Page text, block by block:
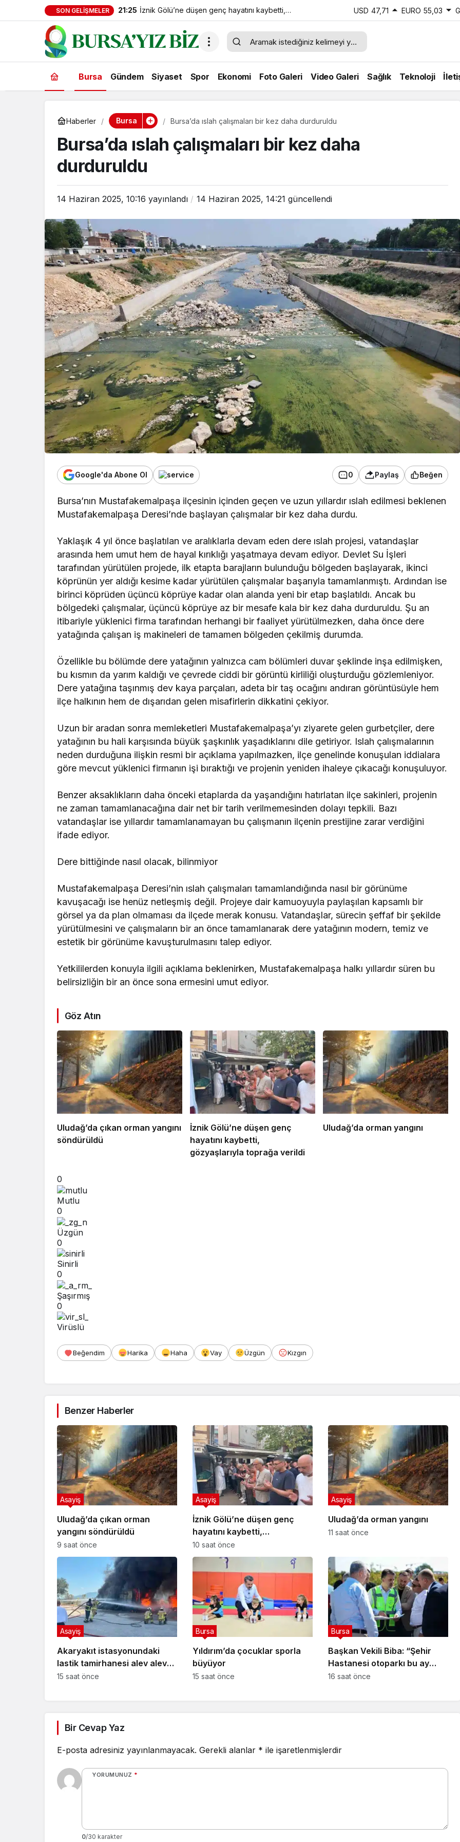
SON GELIŞMELER 21:25 İznik Gölü’ne düşen genç hayatını kaybetti,
gözyaşlarıyla toprağa verildi
USD 47,71 EURO 55,03
Bursa Gündem Siyaset Spor Ekonomi Foto Galeri Video Galeri Sağlık Teknoloji
Haberler Bursa Bursa’da ıslah çalışmaları bir kez daha durduruldu
Bursa’da ıslah çalışmaları bir kez daha
durduruldu
14 Haziran 2025, 10:16 yayınlandı 14 Haziran 2025, 14:21 güncellendi
Google'da Abone Ol 0 Paylaş Beğen
Bursa’nın Mustafakemalpaşa ilçesinin içinden geçen ve uzun yıllardır ıslah edilmesi beklenen
Mustafakemalpaşa Deresi’nde başlayan çalışmalar bir kez daha durdu.
Yaklaşık 4 yıl önce başlatılan ve aralıklarla devam eden dere ıslah projesi, vatandaşlar
arasında hem umut hem de hayal kırıklığı yaşatmaya devam ediyor. Devlet Su İşleri
tarafından yürütülen projede, ilk etapta barajların bulunduğu bölgeden başlayarak, ikinci
köprünün yer aldığı kesime kadar yürütülen çalışmalar başarıyla tamamlanmıştı. Ardından ise
birinci köprüden üçüncü köprüye kadar olan alanda yeni bir etap başlatıldı. Ancak bu
bölgedeki çalışmalar, üçüncü köprüye az bir mesafe kala bir kez daha durduruldu. Şu an
itibariyle yüklenici firma tarafından herhangi bir faaliyet yürütülmezken, daha önce dere
yatağında çalışan iş makineleri de tamamen bölgeden çekilmiş durumda.
Özellikle bu bölümde dere yatağının yalnızca cam bölümleri duvar şeklinde inşa edilmişken,
bu kısmın da yarım kaldığı ve çevrede ciddi bir görüntü kirliliği oluşturduğu gözlemleniyor.
Dere yatağına taşınmış dev kaya parçaları, adeta bir taş ocağını andıran görüntüsüyle hem
ilçe halkının hem de dışarıdan gelen misafirlerin dikkatini çekiyor.
Uzun bir aradan sonra memleketleri Mustafakemalpaşa’yı ziyarete gelen gurbetçiler, dere
yatağının bu hali karşısında büyük şaşkınlık yaşadıklarını dile getiriyor. Islah çalışmalarının
neden durduğuna ilişkin resmi bir açıklama yapılmazken, ilçe genelinde konuşulan iddialara
göre mevcut yüklenici firmanın işi bıraktığı ve projenin yeniden ihaleye çıkacağı konuşuluyor.
Benzer aksaklıkların daha önceki etaplarda da yaşandığını hatırlatan ilçe sakinleri, projenin
ne zaman tamamlanacağına dair net bir tarih verilmemesinden dolayı tepkili. Bazı
vatandaşlar ise yıllardır tamamlanamayan bu çalışmanın ilçenin prestijine zarar verdiğini
ifade ediyor.
Dere bittiğinde nasıl olacak, bilinmiyor
Mustafakemalpaşa Deresi’nin ıslah çalışmaları tamamlandığında nasıl bir görünüme
kavuşacağı ise henüz netleşmiş değil. Projeye dair kamuoyuyla paylaşılan kapsamlı bir
görsel ya da plan olmaması da ilçede merak konusu. Vatandaşlar, sürecin şeffaf bir şekilde
yürütülmesini ve çalışmaların bir an önce tamamlanarak dere yatağının modern, temiz ve
estetik bir görünüme kavuşturulmasını talep ediyor.
Yetkililerden konuyla ilgili açıklama beklenirken, Mustafakemalpaşa halkı yıllardır süren bu
belirsizliğin bir an önce sona ermesini umut ediyor.
Göz Atın
Uludağ’da çıkan orman yangını
söndürüldü
İznik Gölü’ne düşen genç
hayatını kaybetti,
gözyaşlarıyla toprağa verildi
Uludağ’da orman yangını
0
Mutlu
0
Üzgün
0
Sinirli
0
Şaşırmış
0
Virüslü
Beğendim Harika Haha Vay Üzgün Kızgın
Benzer Haberler
Uludağ’da çıkan orman
yangını söndürüldü
Asayiş
9 saat önce
İznik Gölü’ne düşen genç
hayatını kaybetti,
gözyaşlarıyla toprağa verildi
Asayiş
10 saat önce
Uludağ’da orman yangını
Asayiş
11 saat önce
Akaryakıt istasyonundaki
lastik tamirhanesi alev alev
yandı
Asayiş
15 saat önce
Yıldırım’da çocuklar sporla
büyüyor
Bursa
15 saat önce
Başkan Vekili Biba: “Şehir
Hastanesi otoparkı bu ay
hizmete açılacak”
Bursa
16 saat önce
Bir Cevap Yaz
E-posta adresiniz yayınlanmayacak. Gerekli alanlar * ile işaretlenmişlerdir
YORUMUNUZ *
0/30 karakter
Asayiş
Uludağ’da çıkan orman
yangını söndürüldü
Asayiş
İznik Gölü’ne düşen genç
hayatını kaybetti,
gözyaşlarıyla toprağa
verildi